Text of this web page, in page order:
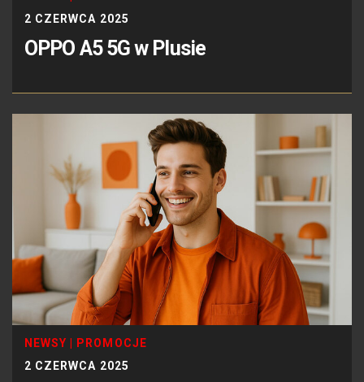
2 CZERWCA 2025
OPPO A5 5G w Plusie
NEWSY | PROMOCJE
2 CZERWCA 2025